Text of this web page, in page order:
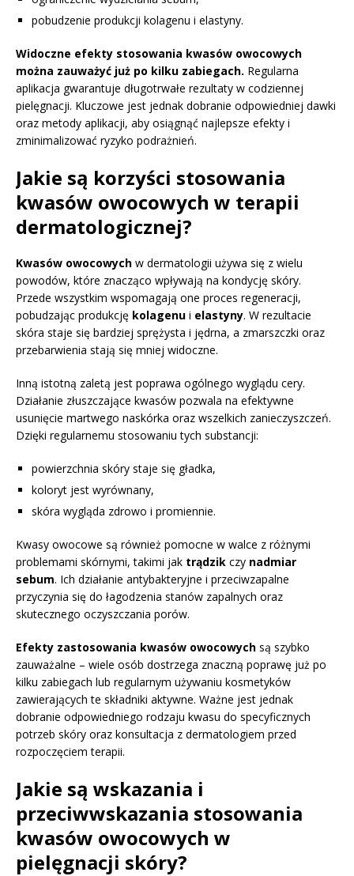
pobudzenie produkcji kolagenu i elastyny.
Widoczne efekty stosowania kwasów owocowych
można zauważyć już po kilku zabiegach. Regularna
aplikacja gwarantuje długotrwałe rezultaty w codziennej
pielęgnacji. Kluczowe jest jednak dobranie odpowiedniej dawki
oraz metody aplikacji, aby osiągnąć najlepsze efekty i
zminimalizować ryzyko podrażnień.
Jakie są korzyści stosowania
kwasów owocowych w terapii
dermatologicznej?
Kwasów owocowych w dermatologii używa się z wielu
powodów, które znacząco wpływają na kondycję skóry.
Przede wszystkim wspomagają one proces regeneracji,
pobudzając produkcję kolagenu i elastyny. W rezultacie
skóra staje się bardziej sprężysta i jędrna, a zmarszczki oraz
przebarwienia stają się mniej widoczne.
Inną istotną zaletą jest poprawa ogólnego wyglądu cery.
Działanie złuszczające kwasów pozwala na efektywne
usunięcie martwego naskórka oraz wszelkich zanieczyszczeń.
Dzięki regularnemu stosowaniu tych substancji:
powierzchnia skóry staje się gładka,
koloryt jest wyrównany,
skóra wygląda zdrowo i promiennie.
Kwasy owocowe są również pomocne w walce z różnymi
problemami skórnymi, takimi jak trądzik czy nadmiar
sebum. Ich działanie antybakteryjne i przeciwzapalne
przyczynia się do łagodzenia stanów zapalnych oraz
skutecznego oczyszczania porów.
Efekty zastosowania kwasów owocowych są szybko
zauważalne – wiele osób dostrzega znaczną poprawę już po
kilku zabiegach lub regularnym używaniu kosmetyków
zawierających te składniki aktywne. Ważne jest jednak
dobranie odpowiedniego rodzaju kwasu do specyficznych
potrzeb skóry oraz konsultacja z dermatologiem przed
rozpoczęciem terapii.
Jakie są wskazania i
przeciwwskazania stosowania
kwasów owocowych w
pielęgnacji skóry?